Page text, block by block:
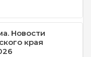
Новости
края